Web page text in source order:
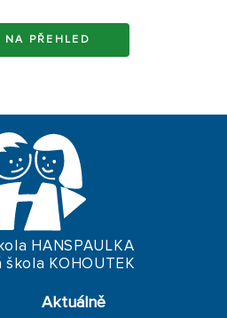
NA PŘEHLED
HANSPAULKA
KOHOUTEK
Aktuálně